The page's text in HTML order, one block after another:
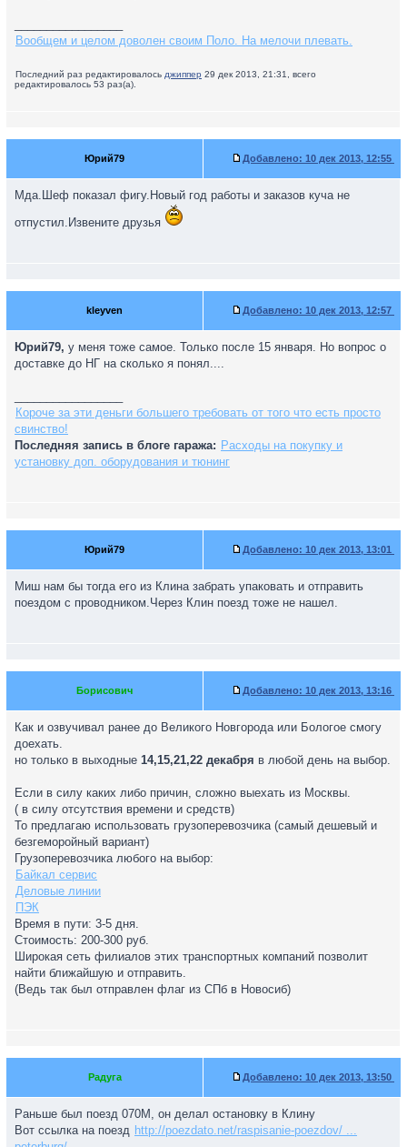
Вообщем и целом доволен своим Поло. На мелочи плевать.
Последний раз редактировалось джиппер 29 дек 2013, 21:31, всего
редактировалось 53 раз(а).
Юрий79 Добавлено: 10 дек 2013, 12:55
Мда.Шеф показал фигу.Новый год работы и заказов куча не
отпустил.Извените друзья
kleyven Добавлено: 10 дек 2013, 12:57
Юрий79, у меня тоже самое. Только после 15 января. Но вопрос о
доставке до НГ на сколько я понял....
Короче за эти деньги большего требовать от того что есть просто
свинство!
Последняя запись в блоге гаража: Расходы на покупку и
установку доп. оборудования и тюнинг
Юрий79 Добавлено: 10 дек 2013, 13:01
Миш нам бы тогда его из Клина забрать упаковать и отправить
поездом с проводником.Через Клин поезд тоже не нашел.
Борисович Добавлено: 10 дек 2013, 13:16
Как и озвучивал ранее до Великого Новгорода или Бологое смогу
доехать.
но только в выходные 14,15,21,22 декабря в любой день на выбор.
Если в силу каких либо причин, сложно выехать из Москвы.
( в силу отсутствия времени и средств)
То предлагаю использовать грузоперевозчика (самый дешевый и
безгеморойный вариант)
Грузоперевозчика любого на выбор:
Байкал сервис
Деловые линии
ПЭК
Время в пути: 3-5 дня.
Стоимость: 200-300 руб.
Широкая сеть филиалов этих транспортных компаний позволит
найти ближайшую и отправить.
(Ведь так был отправлен флаг из СПб в Новосиб)
Радуга Добавлено: 10 дек 2013, 13:50
Раньше был поезд 070М, он делал остановку в Клину
Вот ссылка на поезд http://poezdato.net/raspisanie-poezdov/ ...